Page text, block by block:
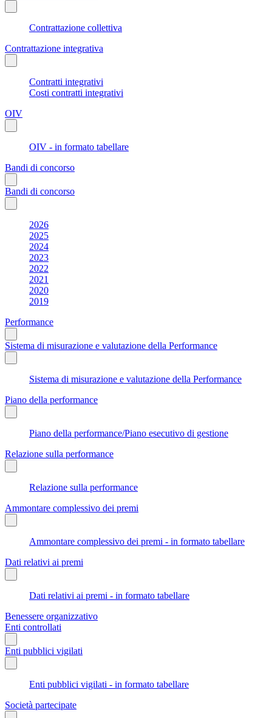
Contrattazione collettiva
Contrattazione integrativa
Contratti integrativi
Costi contratti integrativi
OIV
OIV - in formato tabellare
Bandi di concorso
Bandi di concorso
2026
2025
2024
2023
2022
2021
2020
2019
Performance
Sistema di misurazione e valutazione della Performance
Sistema di misurazione e valutazione della Performance
Piano della performance
Piano della performance/Piano esecutivo di gestione
Relazione sulla performance
Relazione sulla performance
Ammontare complessivo dei premi
Ammontare complessivo dei premi - in formato tabellare
Dati relativi ai premi
Dati relativi ai premi - in formato tabellare
Benessere organizzativo
Enti controllati
Enti pubblici vigilati
Enti pubblici vigilati - in formato tabellare
Società partecipate